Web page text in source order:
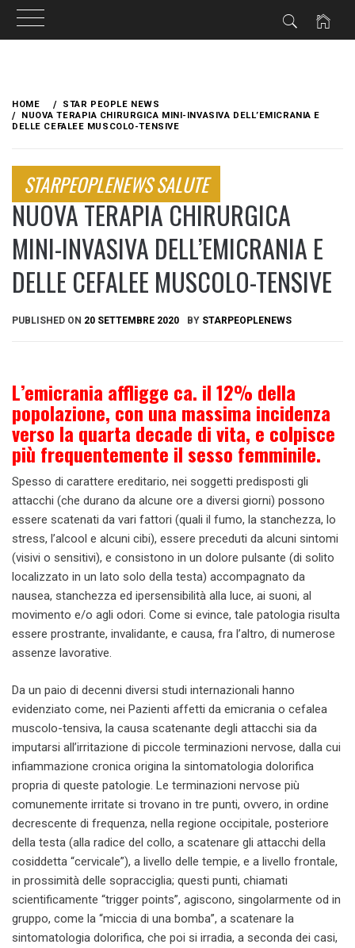
content
HOME
STAR PEOPLE NEWS
NUOVA TERAPIA CHIRURGICA MINI-INVASIVA DELL’EMICRANIA E
DELLE CEFALEE MUSCOLO-TENSIVE
STARPEOPLENEWS SALUTE
NUOVA TERAPIA CHIRURGICA
MINI-INVASIVA DELL’EMICRANIA E
DELLE CEFALEE MUSCOLO-TENSIVE
PUBLISHED ON 20 SETTEMBRE 2020 BY STARPEOPLENEWS
L’emicrania affligge ca. il 12% della
popolazione, con una massima incidenza
verso la quarta decade di vita, e colpisce
più frequentemente il sesso femminile.
Spesso di carattere ereditario, nei soggetti predisposti gli
attacchi (che durano da alcune ore a diversi giorni) possono
essere scatenati da vari fattori (quali il fumo, la stanchezza, lo
stress, l’alcool e alcuni cibi), essere preceduti da alcuni sintomi
(visivi o sensitivi), e consistono in un dolore pulsante (di solito
localizzato in un lato solo della testa) accompagnato da
nausea, stanchezza ed ipersensibilità alla luce, ai suoni, al
movimento e/o agli odori. Come si evince, tale patologia risulta
essere prostrante, invalidante, e causa, fra l’altro, di numerose
assenze lavorative.
Da un paio di decenni diversi studi internazionali hanno
evidenziato come, nei Pazienti affetti da emicrania o cefalea
muscolo-tensiva, la causa scatenante degli attacchi sia da
imputarsi all’irritazione di piccole terminazioni nervose, dalla cui
infiammazione cronica origina la sintomatologia dolorifica
propria di queste patologie. Le terminazioni nervose più
comunemente irritate si trovano in tre punti, ovvero, in ordine
decrescente di frequenza, nella regione occipitale, posteriore
della testa (alla radice del collo, a scatenare gli attacchi della
cosiddetta “cervicale”), a livello delle tempie, e a livello frontale,
in prossimità delle sopracciglia; questi punti, chiamati
scientificamente “trigger points”, agiscono, singolarmente od in
gruppo, come la “miccia di una bomba”, a scatenare la
sintomatologia dolorifica, che poi si irradia, a seconda dei casi,